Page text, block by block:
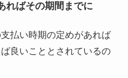
ればその期間までに
払い時期の定めがあれば
良いこととされているの